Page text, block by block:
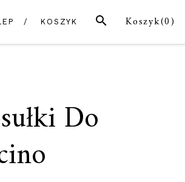
Koszyk(0)
SZUKAJ
KOSZYK
Do